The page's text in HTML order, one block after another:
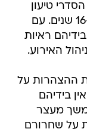
טיעון
ונשלחו לעונשי מאסר שנעים בין 11 ל-16 שנים. עם
ראיות
האירוע.
ההצהרות על
בידיהם
מעצר
על שחרורם